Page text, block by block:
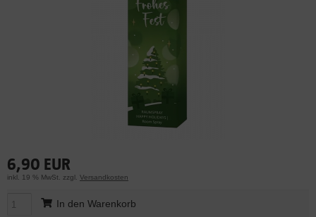
6,90 EUR
inkl. 19 % MwSt. zzgl. Versandkosten
In den Warenkorb